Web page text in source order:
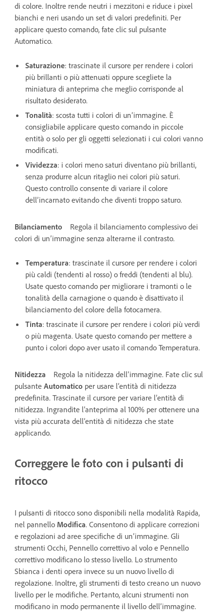
di colore. Inoltre rende neutri i mezzitoni e riduce i pixel
bianchi e neri usando un set di valori predefiniti. Per
applicare questo comando, fate clic sul pulsante
Automatico.
Saturazione: trascinate il cursore per rendere i colori
più brillanti o più attenuati oppure scegliete la
miniatura di anteprima che meglio corrisponde al
risultato desiderato.
Tonalità: scosta tutti i colori di un’immagine. È
consigliabile applicare questo comando in piccole
entità o solo per gli oggetti selezionati i cui colori vanno
modificati.
Vividezza: i colori meno saturi diventano più brillanti,
senza produrre alcun ritaglio nei colori più saturi.
Questo controllo consente di variare il colore
dell’incarnato evitando che diventi troppo saturo.
Bilanciamento
Regola il bilanciamento complessivo dei
colori di un’immagine senza alterarne il contrasto.
Temperatura: trascinate il cursore per rendere i colori
più caldi (tendenti al rosso) o freddi (tendenti al blu).
Usate questo comando per migliorare i tramonti o le
tonalità della carnagione o quando è disattivato il
bilanciamento del colore della fotocamera.
Tinta: trascinate il cursore per rendere i colori più verdi
o più magenta. Usate questo comando per mettere a
punto i colori dopo aver usato il comando Temperatura.
Nitidezza
Regola la nitidezza dell’immagine. Fate clic sul
pulsante Automatico per usare l’entità di nitidezza
predefinita. Trascinate il cursore per variare l’entità di
nitidezza. Ingrandite l’anteprima al 100% per ottenere una
vista più accurata dell’entità di nitidezza che state
applicando.
Correggere le foto con i pulsanti di
ritocco
I pulsanti di ritocco sono disponibili nella modalità Rapida,
nel pannello Modifica. Consentono di applicare correzioni
e regolazioni ad aree specifiche di un’immagine. Gli
strumenti Occhi, Pennello correttivo al volo e Pennello
correttivo modificano lo stesso livello. Lo strumento
Sbianca i denti opera invece su un nuovo livello di
regolazione. Inoltre, gli strumenti di testo creano un nuovo
livello per le modifiche. Pertanto, alcuni strumenti non
modificano in modo permanente il livello dell’immagine.